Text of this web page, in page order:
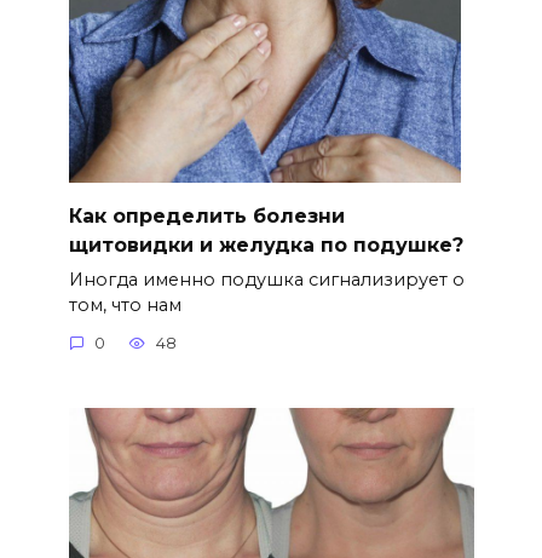
Как определить болезни
щитовидки и желудка по подушке?
Иногда именно подушка сигнализирует о
том, что нам
0 48